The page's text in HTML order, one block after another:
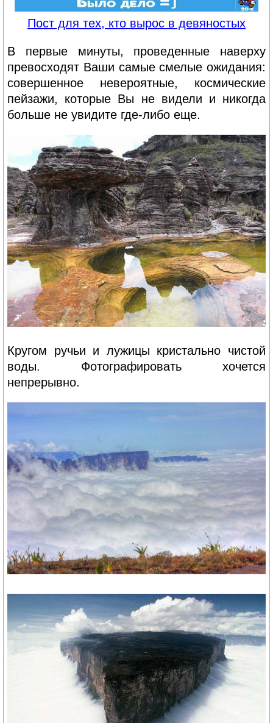
Пост для тех, кто вырос в девяностых
В первые минуты, проведенные наверху
превосходят Ваши самые смелые ожидания:
совершенное невероятные, космические
пейзажи, которые Вы не видели и никогда
больше не увидите где-либо еще.
Кругом ручьи и лужицы кристально чистой
воды. Фотографировать хочется
непрерывно.